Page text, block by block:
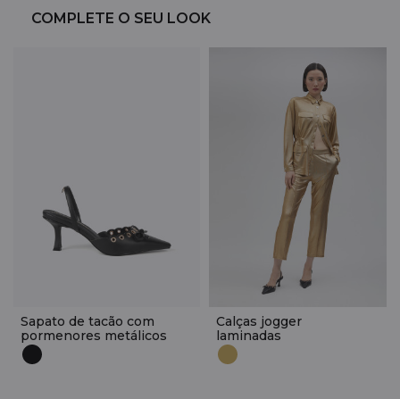
COMPLETE O SEU LOOK
Sapato de tacão com
pormenores metálicos
Calças jogger
laminadas